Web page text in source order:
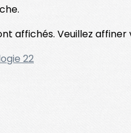
affichés. Veuillez